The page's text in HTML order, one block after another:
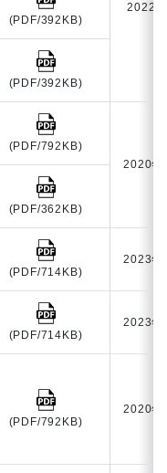
2022
(PDF/392KB)
(PDF/392KB)
(PDF/792KB)
2020年
(PDF/362KB)
(PDF/714KB)
2023年
(PDF/714KB)
2023年
(PDF/792KB)
2020年